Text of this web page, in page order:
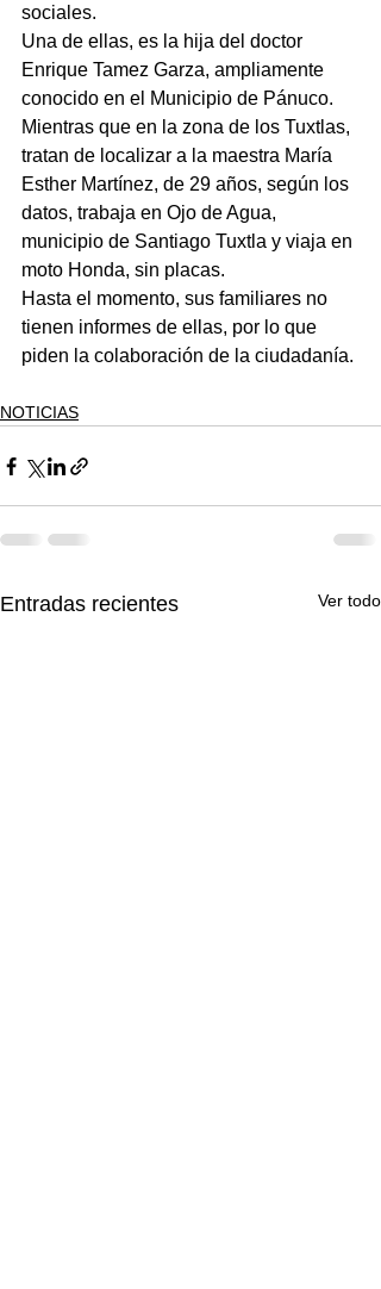
sociales.
Una de ellas, es la hija del doctor
Enrique Tamez Garza, ampliamente
conocido en el Municipio de Pánuco.
Mientras que en la zona de los Tuxtlas,
tratan de localizar a la maestra María
Esther Martínez, de 29 años, según los
datos, trabaja en Ojo de Agua,
municipio de Santiago Tuxtla y viaja en
moto Honda, sin placas.
Hasta el momento, sus familiares no
tienen informes de ellas, por lo que
piden la colaboración de la ciudadanía.
NOTICIAS
Entradas recientes Ver todo